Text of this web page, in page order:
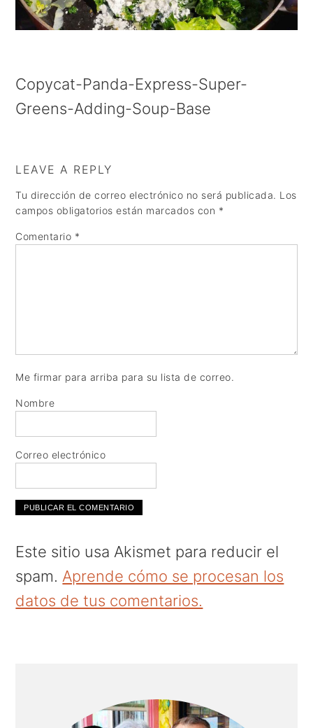
a
v
g
a
o
n
e
n
i
d
b
a
Copycat-Panda-Express-Super-
Greens-Adding-Soup-Base
LEAVE A REPLY
Tu dirección de correo electrónico no será publicada. Los
campos obligatorios están marcados con *
Comentario *
Me firmar para arriba para su lista de correo.
Nombre
Correo electrónico
Este sitio usa Akismet para reducir el
spam. Aprende cómo se procesan los
datos de tus comentarios.